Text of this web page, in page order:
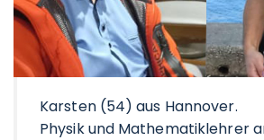
Karsten (54) aus Hannover.
Physik und Mathematiklehrer